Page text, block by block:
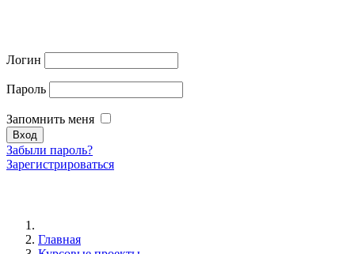
Логин
Пароль
Запомнить меня
Забыли пароль?
Зарегистрироваться
Главная